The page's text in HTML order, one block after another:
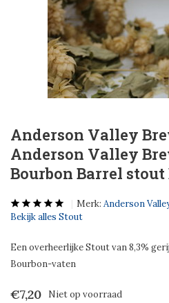
Anderson Valley
Anderson Valley
Bourbon Barrel stout
Merk: Anderson
Bekijk alles Stout
Een overheerlijke Stout van 8,3%
Bourbon-vaten
€7,20 Niet op voorraad